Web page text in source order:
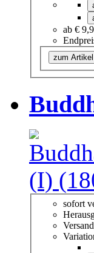
ab €
zum Artikel
sofort